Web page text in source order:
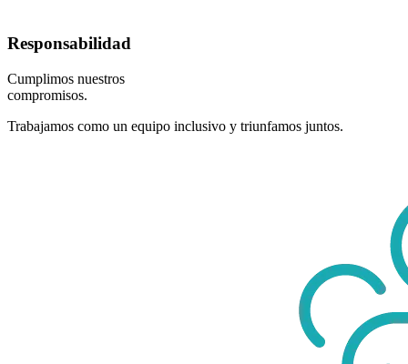
Responsabilidad
Cumplimos nuestros
compromisos.
Trabajamos como un equipo inclusivo y triunfamos juntos.